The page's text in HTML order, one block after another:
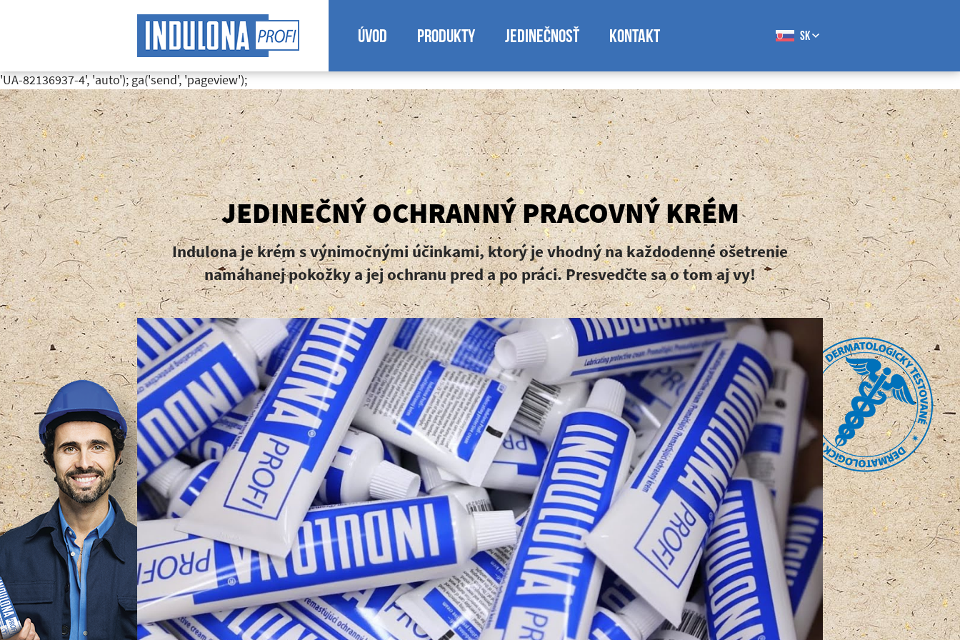
[0];a.async=1;a.src=g;m.parentNode.insertBefore(a,m) })(window,document,'script','https://www.google-analytics.com/analytics.js','ga'); ga('create', 'UA-82136937-2', 'auto');
ga('send', 'pageview'); (function(i,s,o,g,r,a,m){i['GoogleAnalyticsObject']=r;i[r]=i[r]||function(){ (i[r].q=i[r].q||[]).push(arguments)},i[r].l=1*new Date();a=s.createElement(o),
m=s.getElementsByTagName(o)[0];a.async=1;a.src=g;m.parentNode.insertBefore(a,m) })(window,document,'script','https://www.google-analytics.com/analytics.js','ga'); ga('create',
'UA-82136937-4', 'auto'); ga('send', 'pageview');
ÚVOD PRODUKTY JEDINEČNOSŤ KONTAKT SK
JEDINEČNÝ OCHRANNÝ PRACOVNÝ KRÉM
Indulona je krém s výnimočnými účinkami, ktorý je vhodný na každodenné ošetrenie
namáhanej pokožky a jej ochranu pred a po práci. Presvedčte sa o tom aj vy!